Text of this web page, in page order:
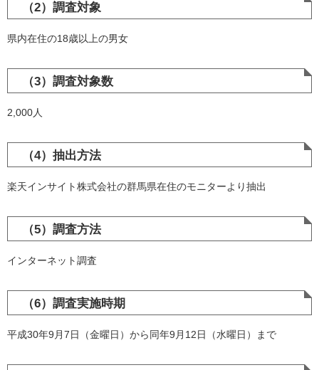
（2）調査対象
県内在住の18歳以上の男女
（3）調査対象数
2,000人
（4）抽出方法
楽天インサイト株式会社の群馬県在住のモニターより抽出
（5）調査方法
インターネット調査
（6）調査実施時期
平成30年9月7日（金曜日）から同年9月12日（水曜日）まで